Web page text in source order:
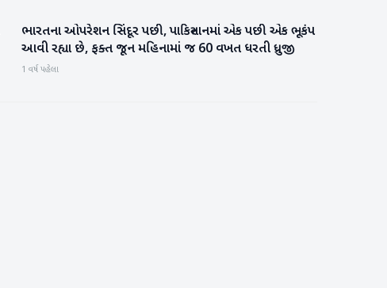
રાષ્ટ્રીય
ભારતના ઓપરેશન સિંદૂર પછી, પાકિસ્તાનમાં એક પછી એક ભૂકંપ
આવી રહ્યા છે, ફક્ત જૂન મહિનામાં જ 60 વખત ધરતી ધ્રુજી
1 વર્ષ પહેલા